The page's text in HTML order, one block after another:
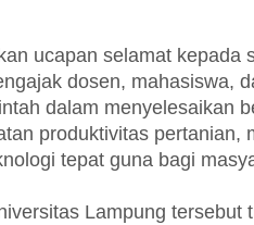
ucapan selamat kepada
dosen, mahasiswa,
dalam menyelesaikan
produktivitas pertanian,
tepat guna bagi
Lampung tersebut